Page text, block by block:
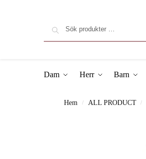
Dam Herr Barn
Hem / ALL PRODUCT /